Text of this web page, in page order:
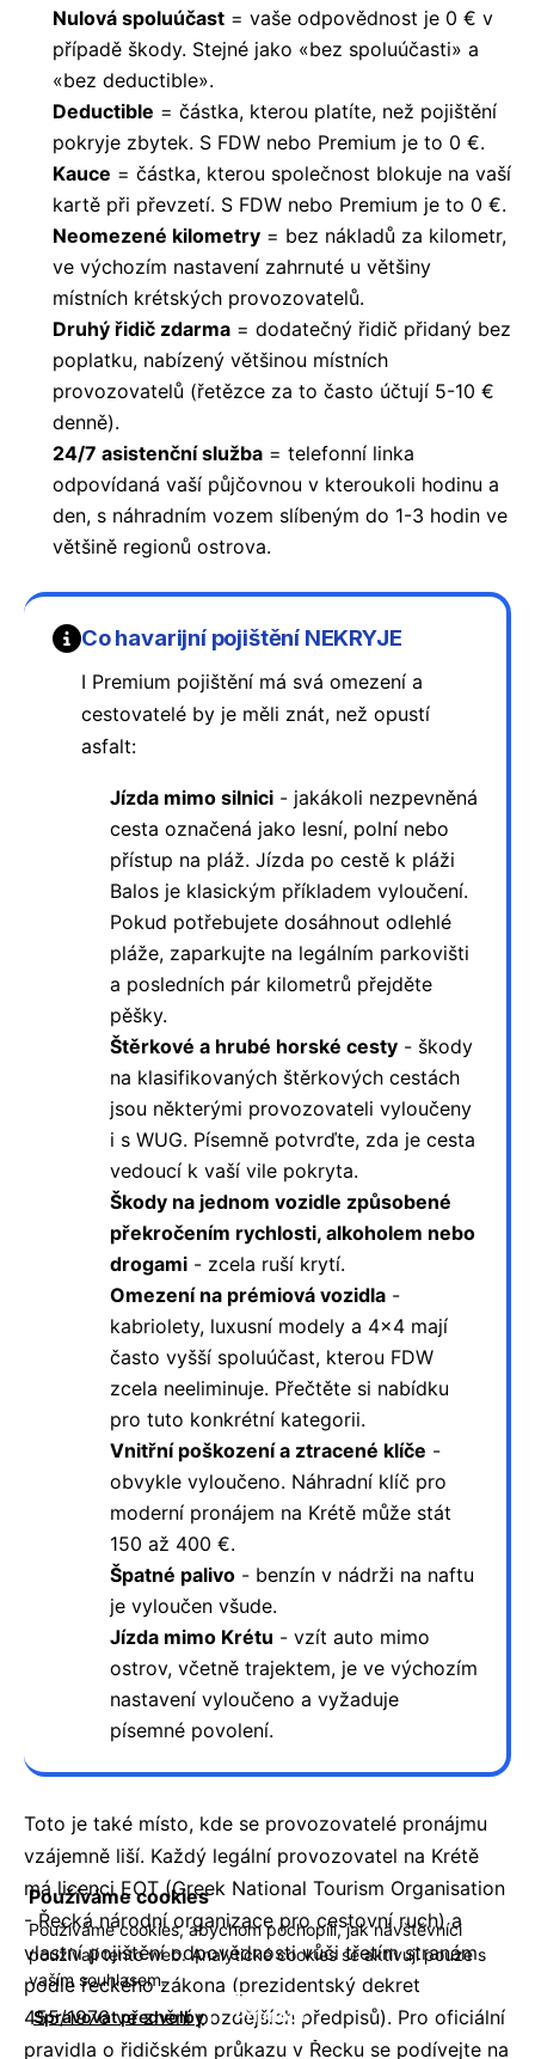
Nulová spoluúčast = vaše odpovědnost je 0 € v
případě škody. Stejné jako «bez spoluúčasti» a
«bez deductible».
Deductible = částka, kterou platíte, než pojištění
pokryje zbytek. S FDW nebo Premium je to 0 €.
Kauce = částka, kterou společnost blokuje na vaší
kartě při převzetí. S FDW nebo Premium je to 0 €.
Neomezené kilometry = bez nákladů za kilometr,
ve výchozím nastavení zahrnuté u většiny
místních krétských provozovatelů.
Druhý řidič zdarma = dodatečný řidič přidaný bez
poplatku, nabízený většinou místních
provozovatelů (řetězce za to často účtují 5-10 €
denně).
24/7 asistenční služba = telefonní linka
odpovídaná vaší půjčovnou v kteroukoli hodinu a
den, s náhradním vozem slíbeným do 1-3 hodin ve
většině regionů ostrova.
Co havarijní pojištění NEKRYJE
I Premium pojištění má svá omezení a
cestovatelé by je měli znát, než opustí
asfalt:
Jízda mimo silnici - jakákoli nezpevněná
cesta označená jako lesní, polní nebo
přístup na pláž. Jízda po cestě k pláži
Balos je klasickým příkladem vyloučení.
Pokud potřebujete dosáhnout odlehlé
pláže, zaparkujte na legálním parkovišti
a posledních pár kilometrů přejděte
pěšky.
Štěrkové a hrubé horské cesty - škody
na klasifikovaných štěrkových cestách
jsou některými provozovateli vyloučeny
i s WUG. Písemně potvrďte, zda je cesta
vedoucí k vaší vile pokryta.
Škody na jednom vozidle způsobené
překročením rychlosti, alkoholem nebo
drogami - zcela ruší krytí.
Omezení na prémiová vozidla -
kabriolety, luxusní modely a 4x4 mají
často vyšší spoluúčast, kterou FDW
zcela neeliminuje. Přečtěte si nabídku
pro tuto konkrétní kategorii.
Vnitřní poškození a ztracené klíče -
obvykle vyloučeno. Náhradní klíč pro
moderní pronájem na Krétě může stát
150 až 400 €.
Špatné palivo - benzín v nádrži na naftu
je vyloučen všude.
Jízda mimo Krétu - vzít auto mimo
ostrov, včetně trajektem, je ve výchozím
nastavení vyloučeno a vyžaduje
písemné povolení.
Toto je také místo, kde se provozovatelé pronájmu
vzájemně liší. Každý legální provozovatel na Krétě
má licenci EOT (Greek National Tourism Organisation
- Řecká národní organizace pro cestovní ruch) a
vlastní pojištění odpovědnosti vůči třetím stranám
podle řeckého zákona (prezidentský dekret
455/1976 ve znění pozdějších předpisů). Pro oficiální
pravidla o řidičském průkazu v Řecku se podívejte na
Používáme cookies
Používáme cookies, abychom pochopili, jak návštěvníci
používají tento web. Analytické cookies se aktivují pouze s
vaším souhlasem.
Spravovat předvolby
Přijmout